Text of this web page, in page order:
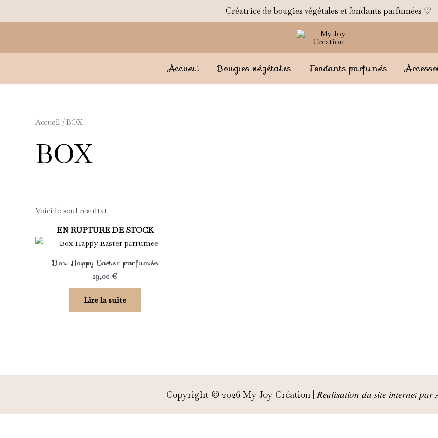
Créatrice de bougies végétales et fondants parfumées ♡
Accueil Bougies végétales Fondants parfumés
Accueil / BOX
BOX
Voici le seul résultat
EN RUPTURE DE STOCK
Box Happy Easter parfumée
19,00 €
Lire la suite
Copyright © 2026 My Joy Création | 𝑅𝑒𝑎𝑙𝑖𝑠𝑎𝑡𝑖𝑜𝑛 𝑑𝑢 𝑠𝑖𝑡𝑒 𝑖𝑛𝑡𝑒𝑟𝑛𝑒𝑡